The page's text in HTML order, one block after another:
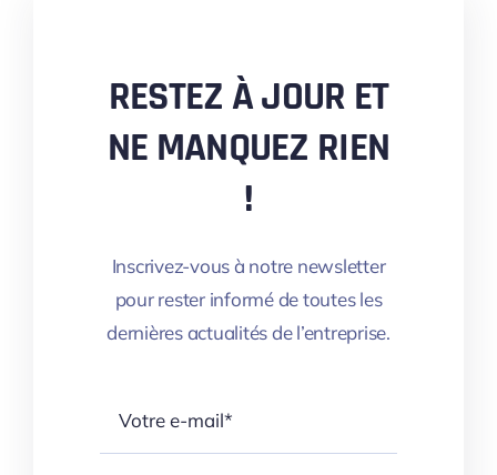
RESTEZ À JOUR ET
NE MANQUEZ RIEN
!
Inscrivez-vous à notre newsletter
pour rester informé de toutes les
dernières actualités de l’entreprise.